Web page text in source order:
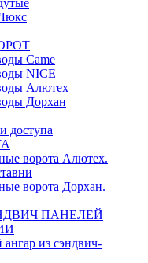
Came
NICE
Алютех
Дорхан
доступа
ворота Алютех.
ворота Дорхан.
ПАНЕЛЕЙ
из сэндвич-